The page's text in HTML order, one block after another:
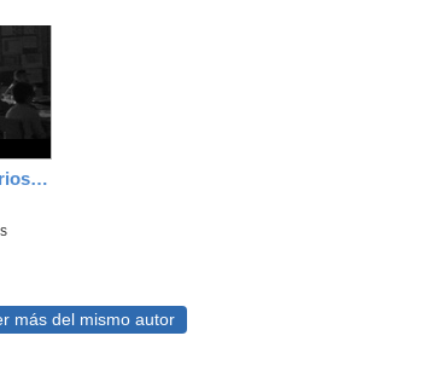
La hija del profesor misterioso (2ª parte de la trilogía)
más del mismo autor